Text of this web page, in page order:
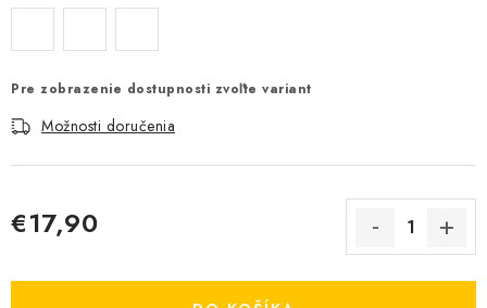
Pre zobrazenie dostupnosti zvoľte variant
Možnosti doručenia
€17,90